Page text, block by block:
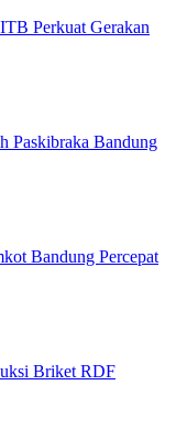
Perkuat Gerakan
Paskibraka Bandung
Bandung Percepat
Briket RDF